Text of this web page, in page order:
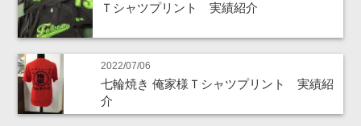
Ｔシャツプリント 実績紹介
2022/07/06
七輪焼き 俺家様Ｔシャツプリント 実績紹
介